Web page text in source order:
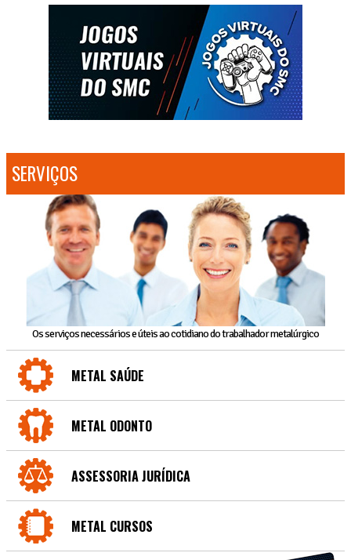
SERVIÇOS
Os serviços necessários e úteis ao cotidiano do trabalhador metalúrgico
METAL SAÚDE
METAL ODONTO
ASSESSORIA JURÍDICA
METAL CURSOS